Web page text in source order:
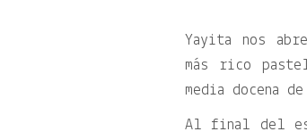
Yayita nos
más rico
media docena
Al final del